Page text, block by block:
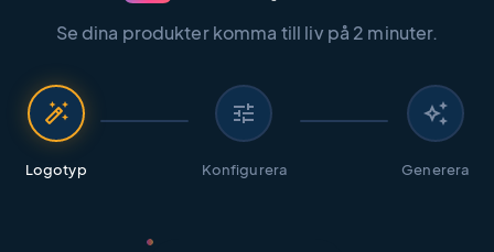
Se dina produkter komma till liv på 2 minuter.
auto_fix_high
Logotyp
tune
Konfigurera
auto_awesome
Generera